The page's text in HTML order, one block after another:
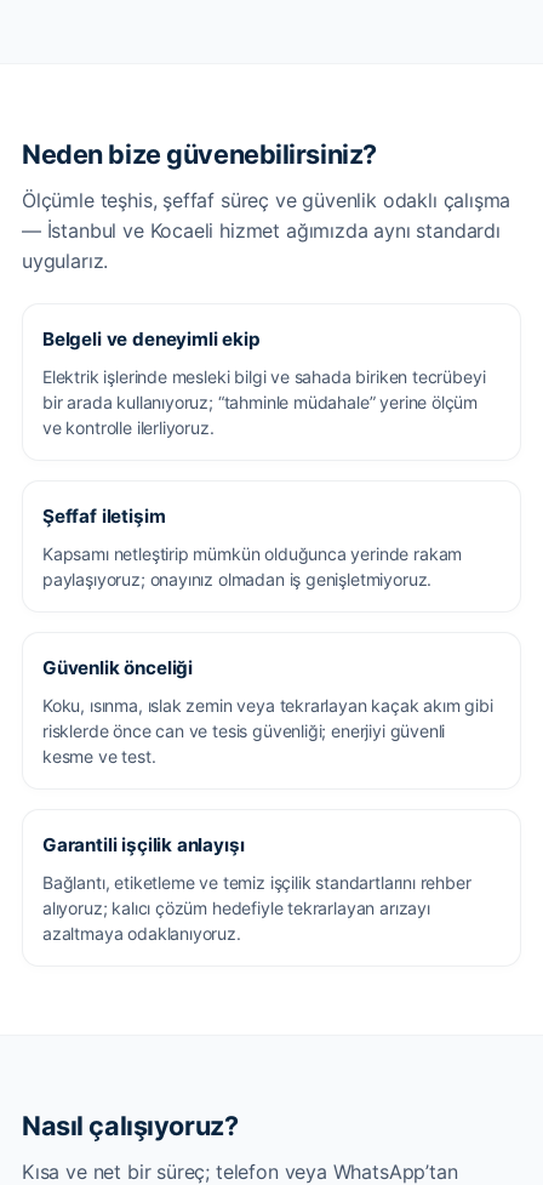
Neden bize güvenebilirsiniz?
Ölçümle teşhis, şeffaf süreç ve güvenlik odaklı çalışma
— İstanbul ve Kocaeli hizmet ağımızda aynı standardı
uygularız.
Belgeli ve deneyimli ekip
Elektrik işlerinde mesleki bilgi ve sahada biriken tecrübeyi
bir arada kullanıyoruz; “tahminle müdahale” yerine ölçüm
ve kontrolle ilerliyoruz.
Şeffaf iletişim
Kapsamı netleştirip mümkün olduğunca yerinde rakam
paylaşıyoruz; onayınız olmadan iş genişletmiyoruz.
Güvenlik önceliği
Koku, ısınma, ıslak zemin veya tekrarlayan kaçak akım gibi
risklerde önce can ve tesis güvenliği; enerjiyi güvenli
kesme ve test.
Garantili işçilik anlayışı
Bağlantı, etiketleme ve temiz işçilik standartlarını rehber
alıyoruz; kalıcı çözüm hedefiyle tekrarlayan arızayı
azaltmaya odaklanıyoruz.
Nasıl çalışıyoruz?
Kısa ve net bir süreç; telefon veya WhatsApp’tan